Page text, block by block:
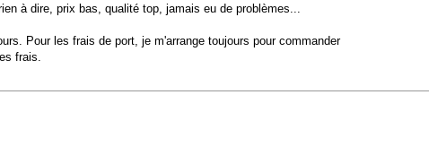
à dire, prix bas, qualité top, jamais eu de problèmes...
Pour les frais de port, je m'arrange toujours pour commander
frais.